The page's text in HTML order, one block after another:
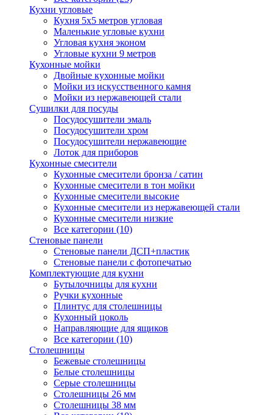
Кухни угловые
Кухня 5х5 метров угловая
Маленькие угловые кухни
Угловая кухня эконом
Угловые кухни 9 метров
Кухонные мойки
Двойные кухонные мойки
Мойки из искусственного камня
Мойки из нержавеющей стали
Сушилки для посуды
Посудосушители эмаль
Посудосушители хром
Посудосушители нержавеющие
Лоток для приборов
Кухонные смесители
Кухонные смесители бронза / сатин
Кухонные смесители в тон мойки
Кухонные смесители высокие
Кухонные смесители из нержавеющей стали
Кухонные смесители низкие
Все категории (10)
Стеновые панели
Стеновые панели ДСП+пластик
Стеновые панели с фотопечатью
Комплектующие для кухни
Бутылочницы для кухни
Ручки кухонные
Плинтус для столешницы
Кухонный цоколь
Направляющие для ящиков
Все категории (10)
Столешницы
Бежевые столешницы
Белые столешницы
Серые столешницы
Столешницы 26 мм
Столешницы 38 мм